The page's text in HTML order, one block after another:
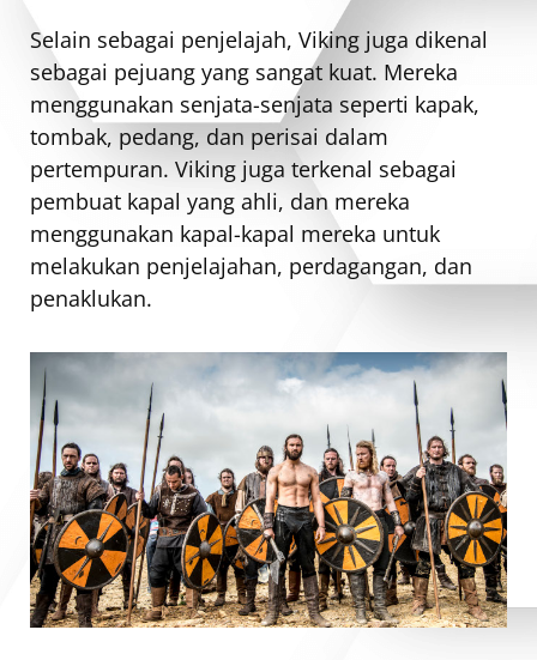
Selain sebagai penjelajah, Viking juga dikenal
sebagai pejuang yang sangat kuat. Mereka
menggunakan senjata-senjata seperti kapak,
tombak, pedang, dan perisai dalam
pertempuran. Viking juga terkenal sebagai
pembuat kapal yang ahli, dan mereka
menggunakan kapal-kapal mereka untuk
melakukan penjelajahan, perdagangan, dan
penaklukan.